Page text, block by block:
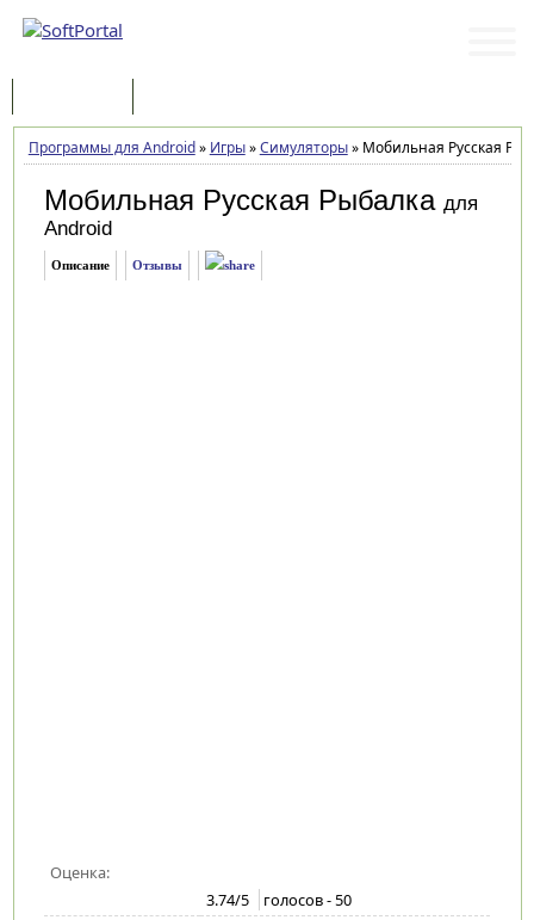
Программы для Android» Игры»Симуляторы»Мобильная Русская
Мобильная Русская Рыбалка для
Android
Описание Отзывы
Оценка:
3.74/5 голосов -50